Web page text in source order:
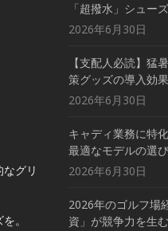
グリ
。
「超撥水」シュー
2026年6月30日
【支配人必読】猛
策グッズの導入効果
2026年6月30日
キャディ業務に特
最適なモデルの選
2026年6月30日
2026年のゴルフ場
資」が競争力を生む